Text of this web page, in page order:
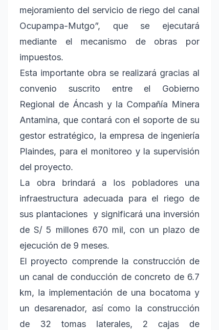
mejoramiento del servicio de riego del canal
Ocupampa-Mutgo”, que se ejecutará
mediante el mecanismo de obras por
impuestos.
Esta importante obra se realizará gracias al
convenio suscrito entre el Gobierno
Regional de Áncash y la Compañía Minera
Antamina, que contará con el soporte de su
gestor estratégico, la empresa de ingeniería
Plaindes, para el monitoreo y la supervisión
del proyecto.
La obra brindará a los pobladores una
infraestructura adecuada para el riego de
sus plantaciones y significará una inversión
de S/ 5 millones 670 mil, con un plazo de
ejecución de 9 meses.
El proyecto comprende la construcción de
un canal de conducción de concreto de 6.7
km, la implementación de una bocatoma y
un desarenador, así como la construcción
de 32 tomas laterales, 2 cajas de